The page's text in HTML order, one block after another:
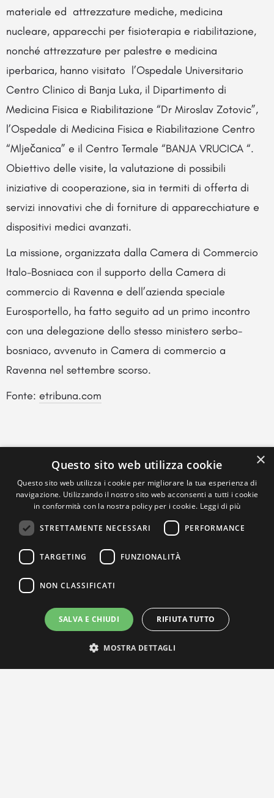
materiale ed attrezzature mediche, medicina
nucleare, apparecchi per fisioterapia e riabilitazione,
nonché attrezzature per palestre e medicina
iperbarica, hanno visitato l’Ospedale Universitario
Centro Clinico di Banja Luka, il Dipartimento di
Medicina Fisica e Riabilitazione “Dr Miroslav Zotovic”,
l’Ospedale di Medicina Fisica e Riabilitazione Centro
“Mlječanica” e il Centro Termale “BANJA VRUCICA “.
Obiettivo delle visite, la valutazione di possibili
iniziative di cooperazione, sia in termiti di offerta di
servizi innovativi che di forniture di apparecchiature e
dispositivi medici avanzati.
La missione, organizzata dalla Camera di Commercio
Italo-Bosniaca con il supporto della Camera di
commercio di Ravenna e dell’azienda speciale
Eurosportello, ha fatto seguito ad un primo incontro
con una delegazione dello stesso ministero serbo-
bosniaco, avvenuto in Camera di commercio a
Ravenna nel settembre scorso.
Fonte: etribuna.com
×
Questo sito web utilizza cookie
Questo sito web utilizza i cookie per migliorare la tua esperienza di
navigazione. Utilizzando il nostro sito web acconsenti a tutti i cookie
in conformità con la nostra policy per i cookie. Leggi di più
STRETTAMENTE NECESSARI PERFORMANCE
TARGETING FUNZIONALITÀ
NON CLASSIFICATI
SALVA E CHIUDI RIFIUTA TUTTO
MOSTRA DETTAGLI